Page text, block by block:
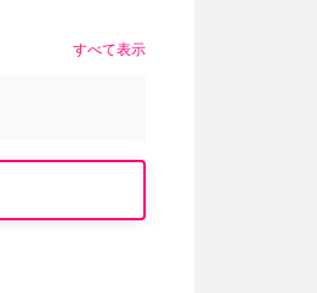
すべて表示